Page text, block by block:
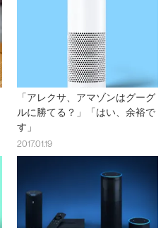
「アレクサ、アマゾンはグーグ
ルに勝てる？」「はい、余裕で
す」
2017.01.19